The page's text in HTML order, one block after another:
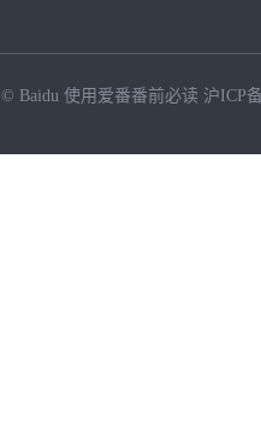
© Baidu 使用爱番番前必读 沪ICP